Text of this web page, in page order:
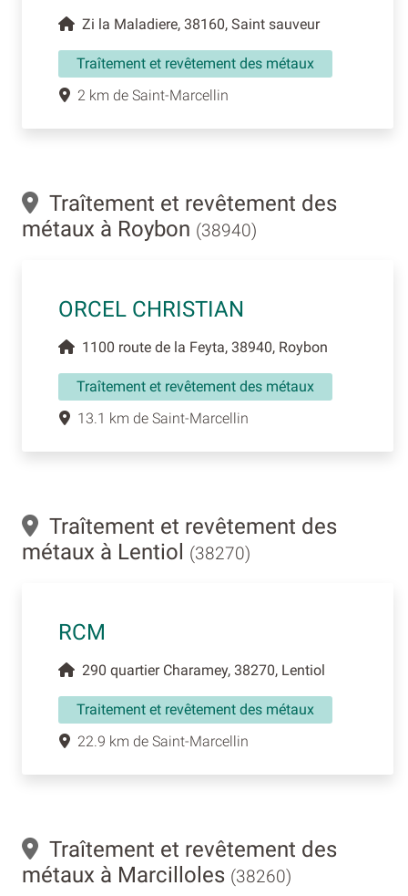
Zi la Maladiere, 38160, Saint sauveur
Traîtement et revêtement des métaux
2 km de Saint-Marcellin
Traîtement et revêtement des
métaux à Roybon (38940)
ORCEL CHRISTIAN
1100 route de la Feyta, 38940, Roybon
Traîtement et revêtement des métaux
13.1 km de Saint-Marcellin
Traîtement et revêtement des
métaux à Lentiol
(38270)
RCM
290 quartier Charamey, 38270, Lentiol
Traitement et revêtement des métaux
22.9 km de Saint-Marcellin
Traîtement et revêtement des
métaux à Marcilloles (38260)